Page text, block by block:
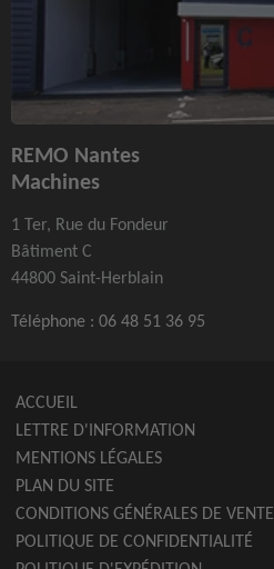
REMO Nantes
Machines
1 Ter, Rue du Fondeur
Bâtiment C
44800 Saint-Herblain
Téléphone : 06 48 51 36 95
ACCUEIL
LETTRE D'INFORMATION
MENTIONS LÉGALES
PLAN DU SITE
CONDITIONS GÉNÉRALES DE VENTE
POLITIQUE DE CONFIDENTIALITÉ